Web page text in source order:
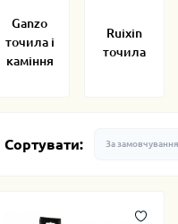
Ganzo
точила і
каміння
Ruixin
точила
Сортувати: